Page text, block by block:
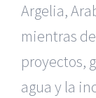
Argelia,
mientras
proyectos,
agua y la